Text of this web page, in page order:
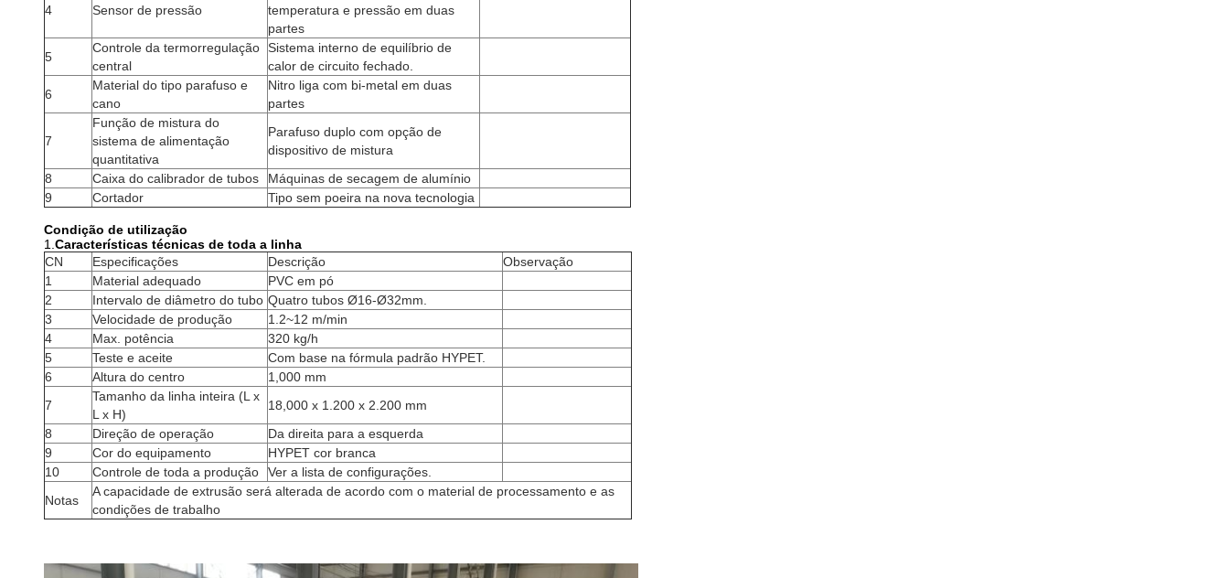
4 Sensor de pressão
temperatura e pressão em duas
partes
5
Controle da termorregulação
central
Sistema interno de equilíbrio de
calor de circuito fechado.
6
Material do tipo parafuso e
cano
Nitro liga com bi-metal em duas
partes
7
Função de mistura do
sistema de alimentação
quantitativa
Parafuso duplo com opção de
dispositivo de mistura
8
Caixa do calibrador de tubos
Máquinas de secagem de alumínio
9
Cortador Tipo sem poeira na nova tecnologia
Condição de utilização
1. Características técnicas de toda a linha
CN
Especificações Descrição
Observação
1
Material adequado
PVC em pó
2
Intervalo de diâmetro do tubo Quatro tubos Ø16-Ø32mm.
3
Velocidade de produção
1.2~12 m/min
4
Max. potência
320 kg/h
5
Teste e aceite
Com base na fórmula padrão HYPET.
6
Altura do centro
1,000 mm
7
Tamanho da linha inteira (L x
L x H)
18,000 x 1.200 x 2.200 mm
8
Direção de operação
Da direita para a esquerda
9
Cor do equipamento
HYPET cor branca
10
Controle de toda a produção
Ver a lista de configurações.
Notas
A capacidade de extrusão será alterada de acordo com o material de processamento e as
condições de trabalho